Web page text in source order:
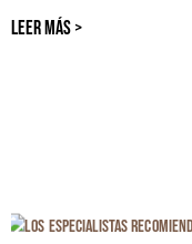
LEER MÁS >